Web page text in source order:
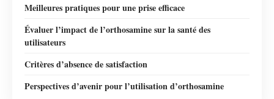
Meilleures pratiques pour une prise efficace
Évaluer l’impact de l’orthosamine sur la santé des
utilisateurs
Critères d’absence de satisfaction
Perspectives d’avenir pour l’utilisation d’orthosamine